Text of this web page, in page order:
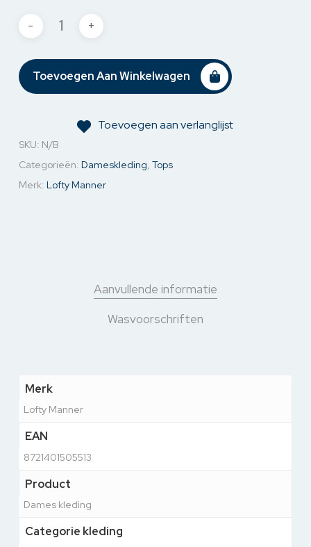
Toevoegen Aan Winkelwagen
Toevoegen aan verlanglijst
SKU: N/B
Categorieën: Dameskleding, Tops
Merk: Lofty Manner
Aanvullende informatie
Wasvoorschriften
Merk
Lofty Manner
EAN
8721401505513
Product
Dames kleding
Categorie kleding